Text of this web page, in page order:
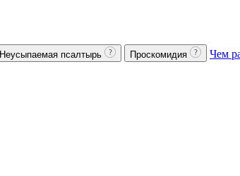
Неусыпаемая псалтырь Проскомидия Чем